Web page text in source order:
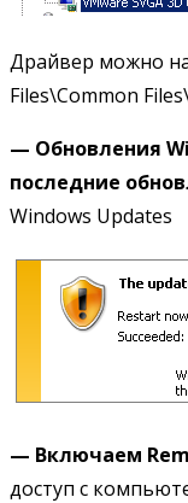
Драйвер можно
Files\Common
— Обновления
последние
Windows Updates
— Включаем
доступ с